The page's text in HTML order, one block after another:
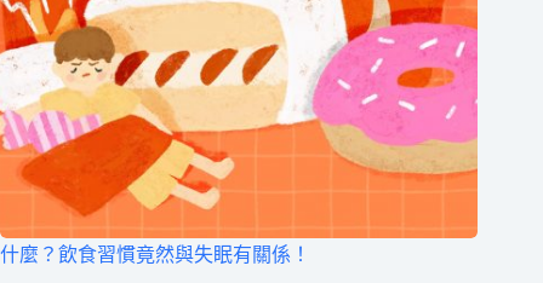
什麼？飲食習慣竟然與失眠有關係！